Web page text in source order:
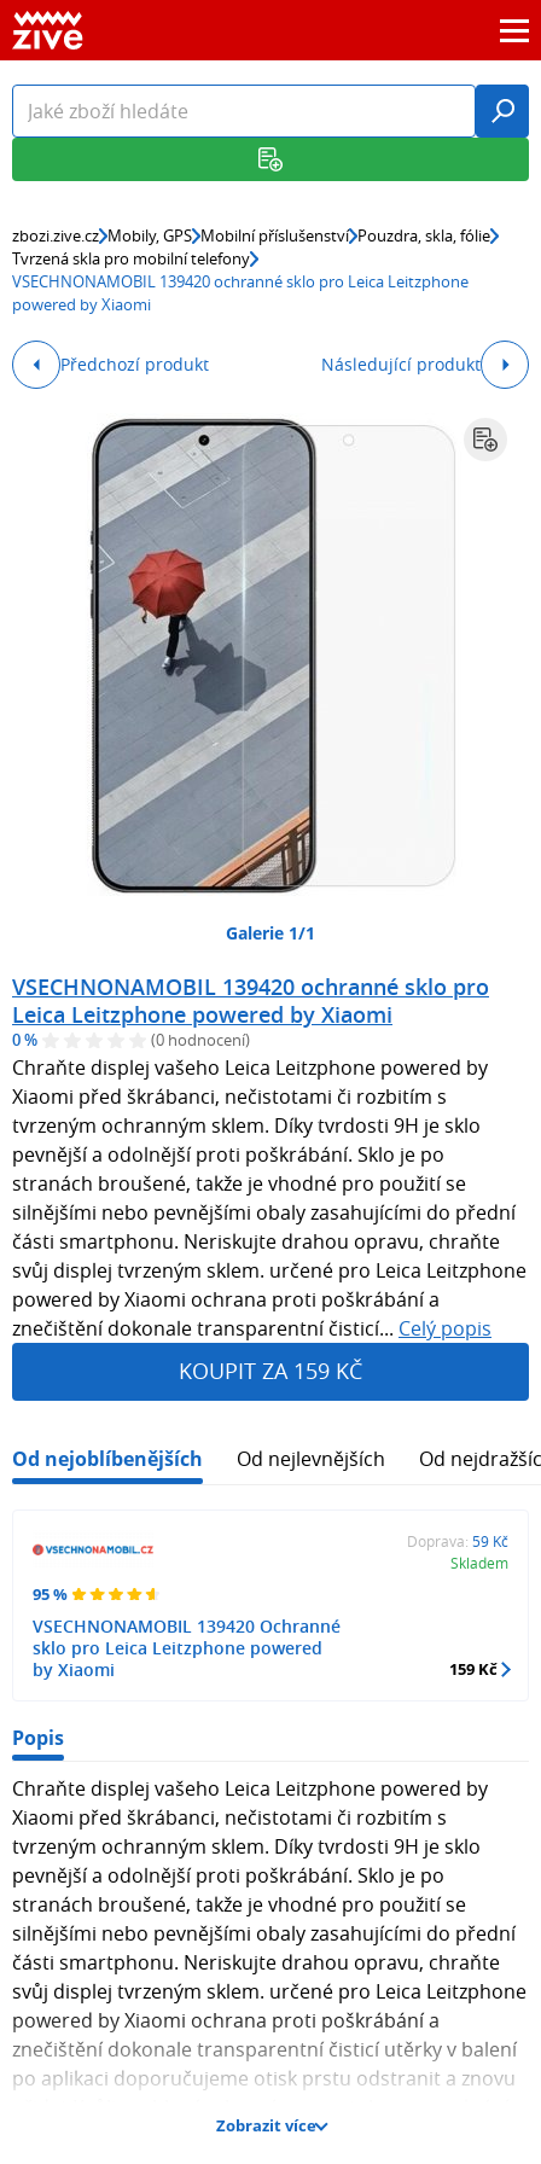
zbozi.zive.cz Mobily, GPS Mobilní příslušenství Pouzdra, skla, fólie
Tvrzená skla pro mobilní telefony
VSECHNONAMOBIL 139420 ochranné sklo pro Leica Leitzphone
powered by Xiaomi
Předchozí produkt Následující produkt
Galerie 1/1
VSECHNONAMOBIL 139420 ochranné sklo pro
Leica Leitzphone powered by Xiaomi
0 % (0 hodnocení)
Chraňte displej vašeho Leica Leitzphone powered by
Xiaomi před škrábanci, nečistotami či rozbitím s
tvrzeným ochranným sklem. Díky tvrdosti 9H je sklo
pevnější a odolnější proti poškrábání. Sklo je po
stranách broušené, takže je vhodné pro použití se
silnějšími nebo pevnějšími obaly zasahujícími do přední
části smartphonu. Neriskujte drahou opravu, chraňte
svůj displej tvrzeným sklem. určené pro Leica Leitzphone
powered by Xiaomi ochrana proti poškrábání a
znečištění dokonale transparentní čisticí... Celý popis
KOUPIT ZA 159 KČ
Od nejoblíbenějších Od nejlevnějších Od
95 %
VSECHNONAMOBIL 139420 Ochranné
sklo pro Leica Leitzphone powered
by Xiaomi
Doprava: 59 Kč
Skladem
159 Kč
Popis
Chraňte displej vašeho Leica Leitzphone powered by
Xiaomi před škrábanci, nečistotami či rozbitím s
tvrzeným ochranným sklem. Díky tvrdosti 9H je sklo
pevnější a odolnější proti poškrábání. Sklo je po
stranách broušené, takže je vhodné pro použití se
silnějšími nebo pevnějšími obaly zasahujícími do přední
části smartphonu. Neriskujte drahou opravu, chraňte
svůj displej tvrzeným sklem. určené pro Leica Leitzphone
powered by Xiaomi ochrana proti poškrábání a
znečištění dokonale transparentní čisticí utěrky v balení
po aplikaci doporučujeme otisk prstu odstranit a znovu
sklo celý displej. Po obvodu se může objevit vzduchová
Zobrazit více